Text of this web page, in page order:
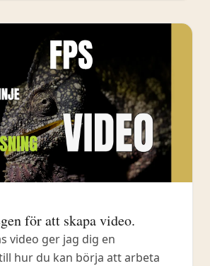
för att skapa video.
video ger jag dig en
hur du kan börja att arbeta